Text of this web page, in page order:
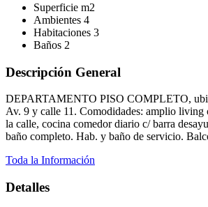
Superficie m2
Ambientes 4
Habitaciones 3
Baños 2
Descripción General
DEPARTAMENTO PISO COMPLETO,
Av. 9 y calle 11. Comodidades: amplio living
la calle, cocina comedor diario c/ barra
baño completo. Hab. y baño de servicio.
Toda la Información
Detalles